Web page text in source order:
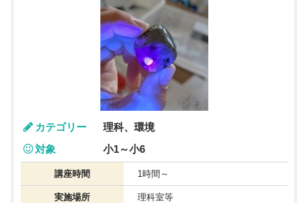
カテゴリー
理科、環境
対象
小1～小6
講座時間 1時間～
実施場所 理科室等